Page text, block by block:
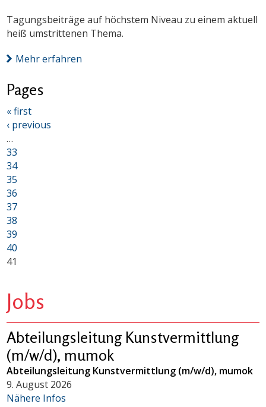
Tagungsbeiträge auf höchstem Niveau zu einem aktuell
heiß umstrittenen Thema.
Mehr erfahren
Pages
« first
‹ previous
…
33
34
35
36
37
38
39
40
41
Jobs
Abteilungsleitung Kunstvermittlung
(m/w/d), mumok
Abteilungsleitung Kunstvermittlung (m/w/d), mumok
9. August 2026
Nähere Infos